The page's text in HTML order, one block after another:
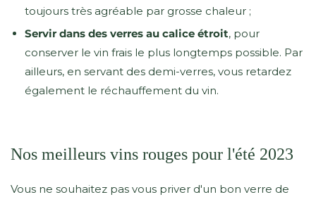
toujours très agréable par grosse chaleur ;
Servir dans des verres au calice étroit, pour
conserver le vin frais le plus longtemps possible. Par
ailleurs, en servant des demi-verres, vous retardez
également le réchauffement du vin.
Nos meilleurs vins rouges pour l'été 2023
Vous ne souhaitez pas vous priver d'un bon verre de